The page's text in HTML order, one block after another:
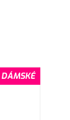
DÁMSKÉ